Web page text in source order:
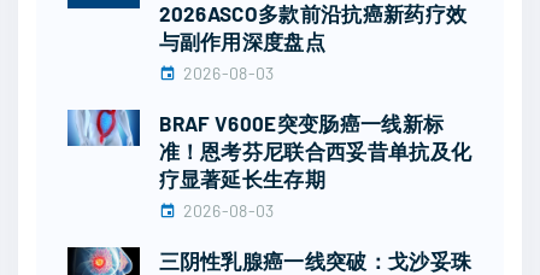
2026ASCO多款前沿抗癌新药疗效
与副作用深度盘点
2026-08-03
BRAF V600E突变肠癌一线新标
准！恩考芬尼联合西妥昔单抗及化
疗显著延长生存期
2026-08-03
三阴性乳腺癌一线突破：戈沙妥珠